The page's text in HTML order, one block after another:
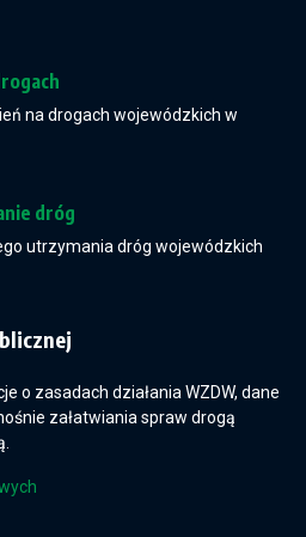
na drogach wojewódzkich w
dróg
utrzymania dróg wojewódzkich
o zasadach działania WZDW, dane
załatwiania spraw drogą